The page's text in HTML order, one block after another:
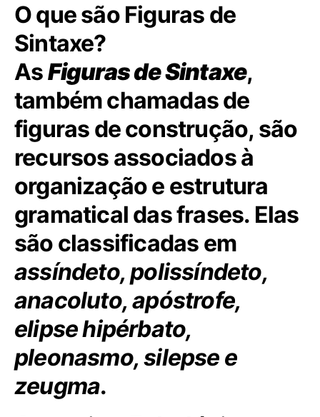
O que são Figuras de
Sintaxe?
AsFiguras de Sintaxe,
também chamadas de
figuras de construção, são
recursos associados à
organização e estrutura
gramatical das frases. Elas
são classificadas em
assíndeto, polissíndeto,
anacoluto, apóstrofe,
elipse hipérbato,
pleonasmo, silepse e
zeugma.